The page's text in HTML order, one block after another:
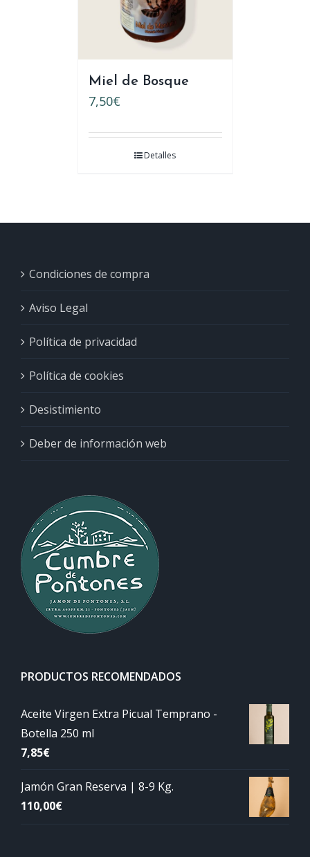
Miel de Bosque
7,50€
Detalles
Condiciones de compra
Aviso Legal
Política de privacidad
Política de cookies
Desistimiento
Deber de información web
PRODUCTOS RECOMENDADOS
Aceite Virgen Extra Picual Temprano -
Botella 250 ml
7,85€
Jamón Gran Reserva | 8-9 Kg.
110,00€